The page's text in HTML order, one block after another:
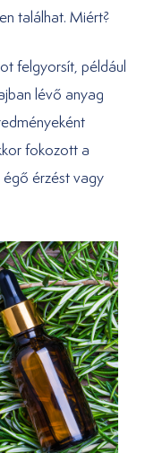
találhat. Miért?
felgyorsít, például
lévő anyag
fokozott a
érzést vagy